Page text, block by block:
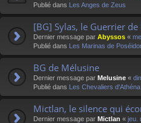
Publié dans Les Anges de Zeus
[BG] Sylas, le Guerrier
Dernier message par Abyssos «
Publié dans Les Marinas de
BG de Mélusine
Dernier message par Melusine «
Publié dans Les Chevaliers d'Athéna
Mictlan, le silence qui
Dernier message par Mictlan « jeu.